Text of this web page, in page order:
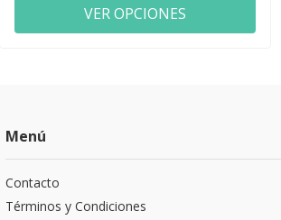
VER OPCIONES
Menú
Contacto
Términos y Condiciones